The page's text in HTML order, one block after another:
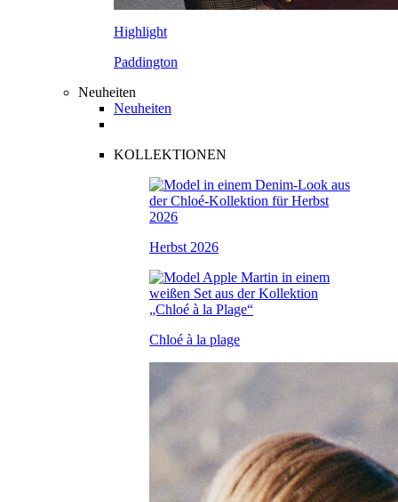
Highlight
Paddington
Neuheiten
Neuheiten
KOLLEKTIONEN
Herbst 2026
Chloé à la plage